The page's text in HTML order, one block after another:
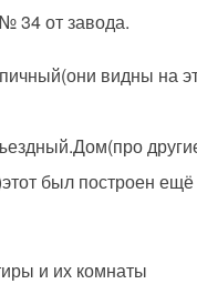
34 от завода.
видны на
был построен
и их комнаты